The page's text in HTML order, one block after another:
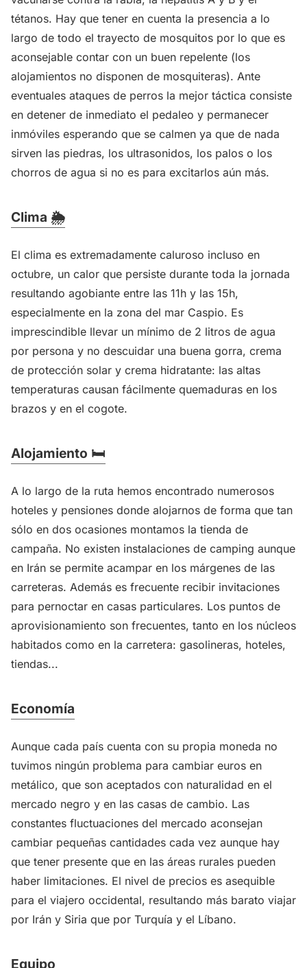
tétanos. Hay que tener en cuenta la presencia a lo
largo de todo el trayecto de mosquitos por lo que es
aconsejable contar con un buen repelente (los
alojamientos no disponen de mosquiteras). Ante
eventuales ataques de perros la mejor táctica consiste
en detener de inmediato el pedaleo y permanecer
inmóviles esperando que se calmen ya que de nada
sirven las piedras, los ultrasonidos, los palos o los
chorros de agua si no es para excitarlos aún más.
Clima 🌦️
El clima es extremadamente caluroso incluso en
octubre, un calor que persiste durante toda la jornada
resultando agobiante entre las 11h y las 15h,
especialmente en la zona del mar Caspio. Es
imprescindible llevar un mínimo de 2 litros de agua
por persona y no descuidar una buena gorra, crema
de protección solar y crema hidratante: las altas
temperaturas causan fácilmente quemaduras en los
brazos y en el cogote.
Alojamiento 🛏️
A lo largo de la ruta hemos encontrado numerosos
hoteles y pensiones donde alojarnos de forma que tan
sólo en dos ocasiones montamos la tienda de
campaña. No existen instalaciones de camping aunque
en Irán se permite acampar en los márgenes de las
carreteras. Además es frecuente recibir invitaciones
para pernoctar en casas particulares. Los puntos de
aprovisionamiento son frecuentes, tanto en los núcleos
habitados como en la carretera: gasolineras, hoteles,
tiendas...
Economía
Aunque cada país cuenta con su propia moneda no
tuvimos ningún problema para cambiar euros en
metálico, que son aceptados con naturalidad en el
mercado negro y en las casas de cambio. Las
constantes fluctuaciones del mercado aconsejan
cambiar pequeñas cantidades cada vez aunque hay
que tener presente que en las áreas rurales pueden
haber limitaciones. El nivel de precios es asequible
para el viajero occidental, resultando más barato viajar
por Irán y Siria que por Turquía y el Líbano.
Equipo